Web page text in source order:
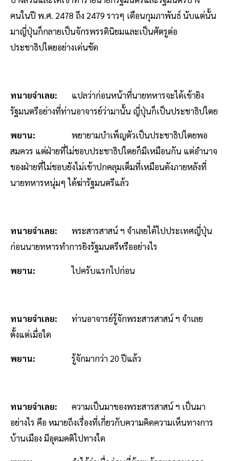
คนในปี พ.ศ. 2478 ถึง 2479 ราวๆ เดือนกุมภาพันธ์ นับแต่นั้น
มาญี่ปุ่นก็กลายเป็นจักรพรรดินิยมและเป็นศัตรูต่อ
ประชาธิปไตยอย่างเด่นชัด
ทนายจำเลย:
แปลว่าก่อนหน้าที่นายทหารจะได้เข้ายิง
รัฐมนตรีอย่างที่ท่านอาจารย์ว่ามานั้น ญี่ปุ่นก็เป็นประชาธิปไตย
พยาน:
พยายามบำเพ็ญตัวเป็นประชาธิปไตยพอ
สมควร แต่ฝ่ายที่ไม่ชอบประชาธิปไตยก็มีเหมือนกัน แต่อำนาจ
ของฝ่ายที่ไม่ชอบยังไม่เข้าปกคลุมเต็มที่เหมือนดังภายหลังที่
นายทหารหนุ่มๆ ได้ฆ่ารัฐมนตรีแล้ว
ทนายจำเลย:
พระสารสาสน์ ฯ จำเลยได้ไปประเทศญี่ปุ่น
ก่อนนายทหารทำการยิงรัฐมนตรีหรืออย่างไร
พยาน: ไปครับแรกไปก่อน
ทนายจำเลย:
ท่านอาจารย์รู้จักพระสารสาสน์ ฯ จำเลย
ตั้งแต่เมื่อใด
พยาน: รู้จักมากว่า 20 ปีแล้ว
ทนายจำเลย:
ความเป็นมาของพระสารสาสน์ ฯ เป็นมา
อย่างไร คือ หมายถึงเรื่องที่เกี่ยวกับความคิดความเห็นทางการ
บ้านเมือง มีอุดมคติไปทางใด